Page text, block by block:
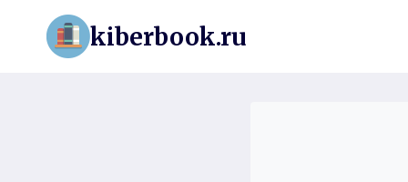
Перейти
содержимому
kiberbook.ru